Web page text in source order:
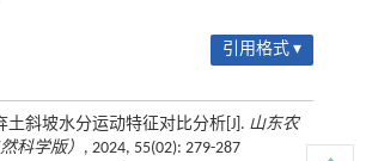
引用格式 ▾
土斜坡水分运动特征对比分析[J]. 山东农
科学版） , 2024, 55(02): 279-287